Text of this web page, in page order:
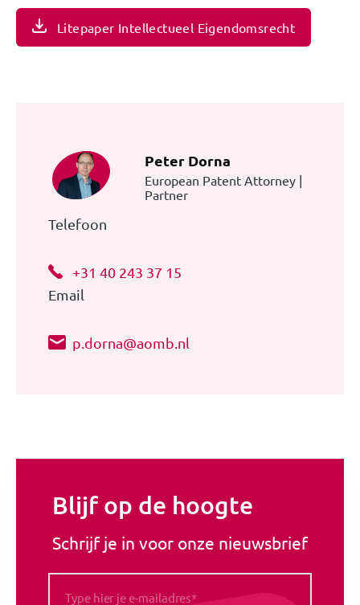
Litepaper Intellectueel Eigendomsrecht
Peter Dorna
European Patent Attorney |
Partner
Telefoon
+31 40 243 37 15
Email
p.dorna@aomb.nl
Blijf op de hoogte
Schrijf je in voor onze nieuwsbrief